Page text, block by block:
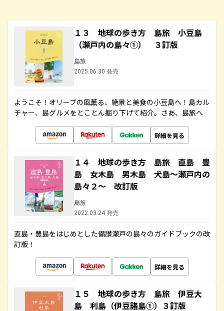
１３ 地球の歩き方 島旅 小豆島
（瀬戸内の島々①） ３訂版
島旅
2025.06.30 発売
ようこそ！オリーブの風薫る、絶景と美食の小豆島へ！島カル
チャー、島グルメをとことん掘り下げて紹介。さあ、島旅へ
詳細を見る
１４ 地球の歩き方 島旅 直島 豊
島 女木島 男木島 犬島～瀬戸内の
島々２～ 改訂版
島旅
2022.03.24 発売
直島・豊島をはじめとした備讃瀬戸の島々のガイドブックの改
訂版！
詳細を見る
１５ 地球の歩き方 島旅 伊豆大
島 利島（伊豆諸島①）３訂版